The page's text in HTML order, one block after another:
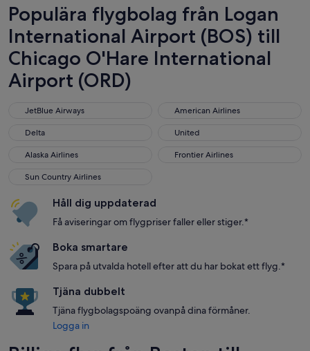
Populära flygbolag från Logan
International Airport (BOS) till
Chicago O'Hare International
Airport (ORD)
JetBlue Airways
JetBlue Airways American Airlines
American Airlines
Delta
Delta United
United
Alaska Airlines
Alaska Airlines Frontier Airlines
Frontier Airlines
Sun Country Airlines
Sun Country Airlines
Håll dig uppdaterad
Få aviseringar om flygpriser faller eller stiger.*
Boka smartare
Spara på utvalda hotell efter att du har bokat ett flyg.*
Tjäna dubbelt
Tjäna flygbolagspoäng ovanpå dina förmåner.
Logga in